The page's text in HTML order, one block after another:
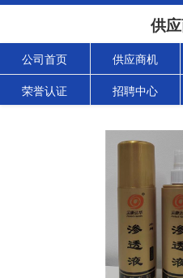
供
公司首页 供应商机
荣誉认证 招聘中心